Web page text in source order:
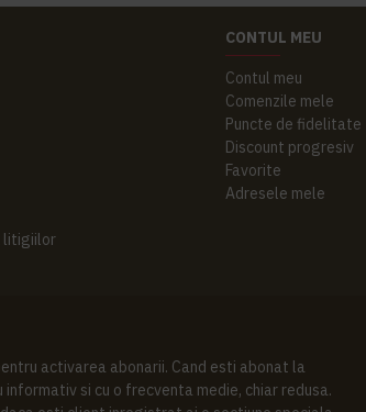
litigiilor
CONTUL MEU
Contul meu
Comenzile mele
Puncte de fidelitate
Discount progresiv
Favorite
Adresele mele
activarea abonarii. Cand esti abonat la
si cu o frecventa medie, chiar redusa.